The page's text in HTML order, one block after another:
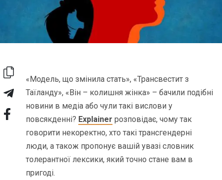
«Модель, що змінила стать», «Трансвестит з
Таїланду», «Він – колишня жінка» – бачили подібні
новини в медіа або чули такі вислови у
повсякденні? Explainer розповідає, чому так
говорити некоректно, хто такі трансгендерні
люди, а також пропонує вашій увазі словник
толерантної лексики, який точно стане вам в
пригоді.